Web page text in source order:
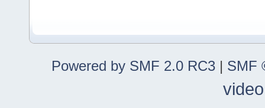
Powered by SMF 2.0 RC3 | SMF